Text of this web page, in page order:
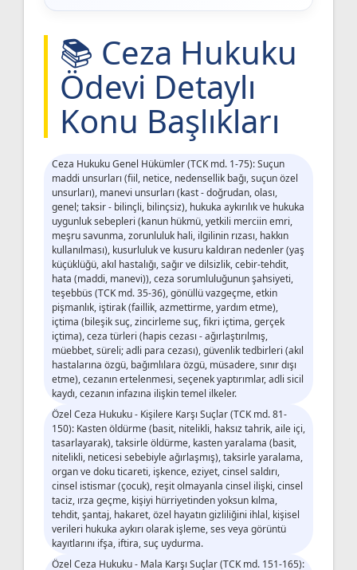
📚 Ceza Hukuku
Ödevi Detaylı
Konu Başlıkları
Ceza Hukuku Genel Hükümler (TCK md. 1-75): Suçun
maddi unsurları (fiil, netice, nedensellik bağı, suçun özel
unsurları), manevi unsurları (kast - doğrudan, olası,
genel; taksir - bilinçli, bilinçsiz), hukuka aykırılık ve hukuka
uygunluk sebepleri (kanun hükmü, yetkili merciin emri,
meşru savunma, zorunluluk hali, ilgilinin rızası, hakkın
kullanılması), kusurluluk ve kusuru kaldıran nedenler (yaş
küçüklüğü, akıl hastalığı, sağır ve dilsizlik, cebir-tehdit,
hata (maddi, manevi)), ceza sorumluluğunun şahsiyeti,
teşebbüs (TCK md. 35-36), gönüllü vazgeçme, etkin
pişmanlık, iştirak (faillik, azmettirme, yardım etme),
içtima (bileşik suç, zincirleme suç, fikri içtima, gerçek
içtima), ceza türleri (hapis cezası - ağırlaştırılmış,
müebbet, süreli; adli para cezası), güvenlik tedbirleri (akıl
hastalarına özgü, bağımlılara özgü, müsadere, sınır dışı
etme), cezanın ertelenmesi, seçenek yaptırımlar, adli sicil
kaydı, cezanın infazına ilişkin temel ilkeler.
Özel Ceza Hukuku - Kişilere Karşı Suçlar (TCK md. 81-
150): Kasten öldürme (basit, nitelikli, haksız tahrik, aile içi,
tasarlayarak), taksirle öldürme, kasten yaralama (basit,
nitelikli, neticesi sebebiyle ağırlaşmış), taksirle yaralama,
organ ve doku ticareti, işkence, eziyet, cinsel saldırı,
cinsel istismar (çocuk), reşit olmayanla cinsel ilişki, cinsel
taciz, ırza geçme, kişiyi hürriyetinden yoksun kılma,
tehdit, şantaj, hakaret, özel hayatın gizliliğini ihlal, kişisel
verileri hukuka aykırı olarak işleme, ses veya görüntü
kayıtlarını ifşa, iftira, suç uydurma.
Özel Ceza Hukuku - Mala Karşı Suçlar (TCK md. 151-165):